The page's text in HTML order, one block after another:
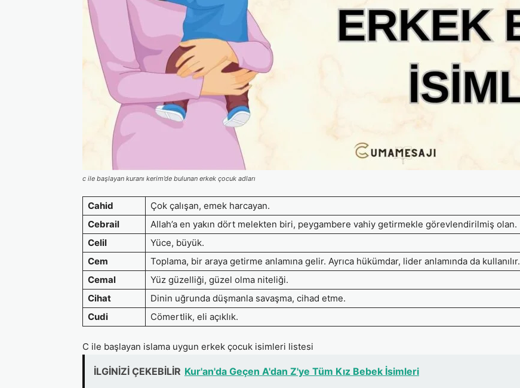
c ile başlayan kuranı kerim’de bulunan erkek çocuk adları
Cahid
Çok çalışan, emek harcayan.
Cebrail
Allah’a en yakın dört melekten biri, peygambere vahiy getirmekle görevlendirilmiş olan.
Celil
Yüce, büyük.
Cem
Toplama, bir araya getirme anlamına gelir. Ayrıca hükümdar, lider anlamında da kullanılır.
Cemal
Yüz güzelliği, güzel olma niteliği.
Cihat
Dinin uğrunda düşmanla savaşma, cihad etme.
Cudi
Cömertlik, eli açıklık.
C ile başlayan islama uygun erkek çocuk isimleri listesi
İLGİNİZİ ÇEKEBİLİR Kur'an'da Geçen A'dan Z'ye Tüm Kız Bebek İsimleri